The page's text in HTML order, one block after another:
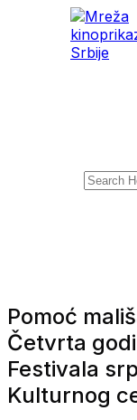
Pomoć
Četvrta
Festivala
Kulturnog